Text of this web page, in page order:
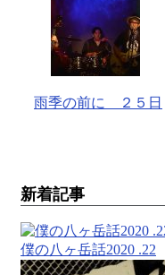
雨季の前に ２５日
新着記事
僕の八ヶ岳話2020 .22